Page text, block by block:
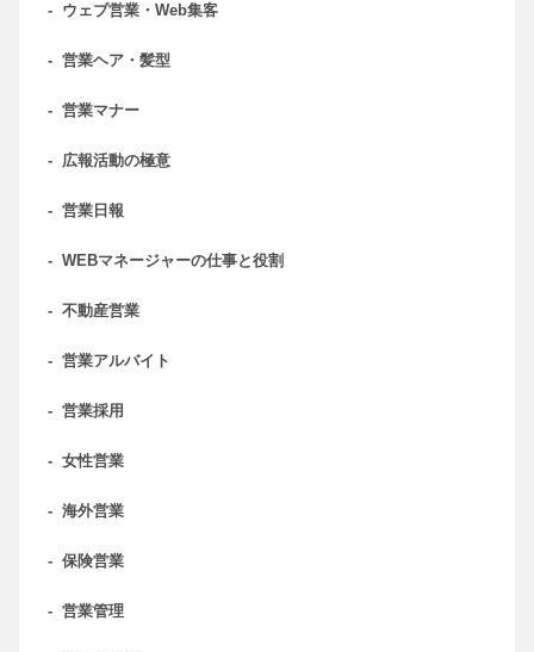
- ウェブ営業・Web集客
- 営業ヘア・髪型
- 営業マナー
- 広報活動の極意
- 営業日報
- WEBマネージャーの仕事と役割
- 不動産営業
- 営業アルバイト
- 営業採用
- 女性営業
- 海外営業
- 保険営業
- 営業管理